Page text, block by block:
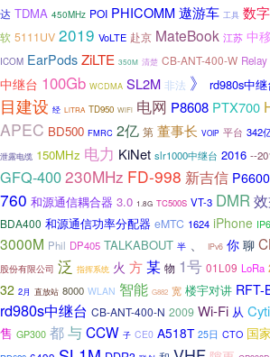
达 TDMA 450MHz POI PHICOMM 遨游车 工具 数字
软 5111UV 2019 VoLTE 赴京 MateBook 江苏 中移
ICOM EarPods ZiLTE 350M 清楚 CB-ANT-400-W Relay
中继台 100Gb WCDMA SL2M 非法 》 rd980s中继
目建设 经 LiTRA TD950 WiFi 电网 P8608 PTX700
APEC BD500 FMRC 2亿 第 董事长 VOIP 平台 342
泄露电缆 150MHz 电力 KiNet slr1000中继台 2016 --
GFQ-400230MHz FD-998 新吉信 P6600
760 和源通信耦合器 3.0 1.8G TC500S VT-3 DMR
BDA400 和源通信功率分配器 eMTC 1624 iPhone
3000M Phil DP405 TALKABOUT 半 、 IPv6 你 聊
股份有限公司 泛 指挥系统 火 方某 物 1号 01L09 LoRa
32 2月 直放站 8000 WLAN 智能 G882 宽 楼宇对讲 RFT-
rd980s中继台 CB-ANT-400-N 2009 Wi-Fi 从
售 GP300 都与CCW 子 CE0 A518T 25日 CTO 国家